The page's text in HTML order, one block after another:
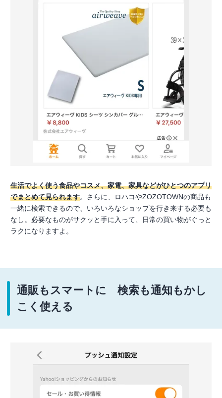
生活でよく使う食品やコスメ、家電、家具などがひとつのアプリ
でまとめて見られます。さらに、ロハコやZOZOTOWNの商品も
一緒に検索できるので、いろいろなショップを行き来する必要も
なし。必要なものがサクッと手に入って、日常の買い物がぐっと
ラクになりますよ。
通販もスマートに 検索も通知もかし
こく使える